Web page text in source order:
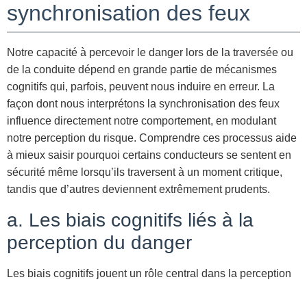
synchronisation des feux
Notre capacité à percevoir le danger lors de la traversée ou
de la conduite dépend en grande partie de mécanismes
cognitifs qui, parfois, peuvent nous induire en erreur. La
façon dont nous interprétons la synchronisation des feux
influence directement notre comportement, en modulant
notre perception du risque. Comprendre ces processus aide
à mieux saisir pourquoi certains conducteurs se sentent en
sécurité même lorsqu’ils traversent à un moment critique,
tandis que d’autres deviennent extrêmement prudents.
a. Les biais cognitifs liés à la
perception du danger
Les biais cognitifs jouent un rôle central dans la perception